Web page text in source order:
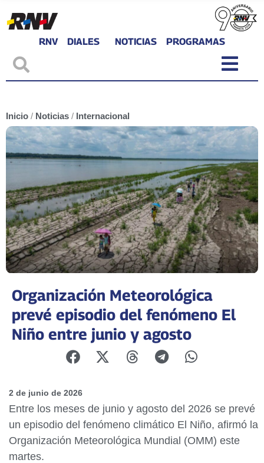
RNV DIALES NOTICIAS PROGRAMAS
Inicio / Noticias / Internacional
Organización Meteorológica
prevé episodio del fenómeno El
Niño entre junio y agosto
2 de junio de 2026
Entre los meses de junio y agosto del 2026 se prevé
un episodio del fenómeno climático El Niño, afirmó la
Organización Meteorológica Mundial (OMM) este
martes.